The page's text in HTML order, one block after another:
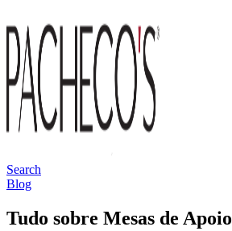
Search
Blog
Tudo sobre Mesas de Apoio